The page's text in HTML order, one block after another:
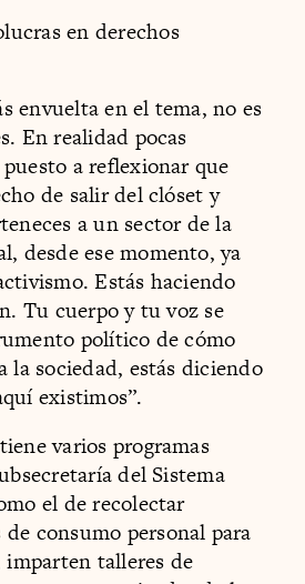
en derechos
envuelta en el tema, no es
En realidad pocas
a reflexionar que
de salir del clóset y
a un sector de la
desde ese momento, ya
Estás haciendo
Tu cuerpo y tu voz se
político de cómo
la sociedad, estás diciendo
existimos”.
varios programas
del Sistema
el de recolectar
consumo personal para
imparten talleres de